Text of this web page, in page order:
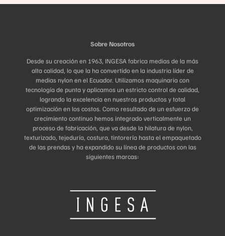
Sobre Nosotros
Desde su creación en 1963, INGESA fabrica medias de la más
alta calidad, lo que la ha convertido en la industria líder de
medias nylon en el Ecuador. Utilizamos maquinaria con
tecnología de punta y aplicamos un estricto control de calidad,
logrando la excelencia en nuestros productos y total
optimización en los costos. Como resultado de un esfuerzo de
crecimiento continuo hemos integrado verticalmente un
proceso de fabricación, que va desde la hilatura de nylon,
texturizado, tejeduría, costura, tintorería hasta el empaquetado
de las prendas y ha expandido su línea de productos con las
siguientes marcas: